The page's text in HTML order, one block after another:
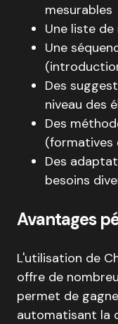
mesurables
Une liste
Une
Des
niveau des
Des
(formatives
Des
besoins
Avantages
L'utilisation de
offre de
permet de
automatisant la